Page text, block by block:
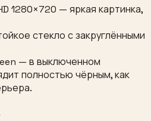
1280×720 — яркая картинка,
стекло с закруглёнными
— в выключенном
полностью чёрным, как